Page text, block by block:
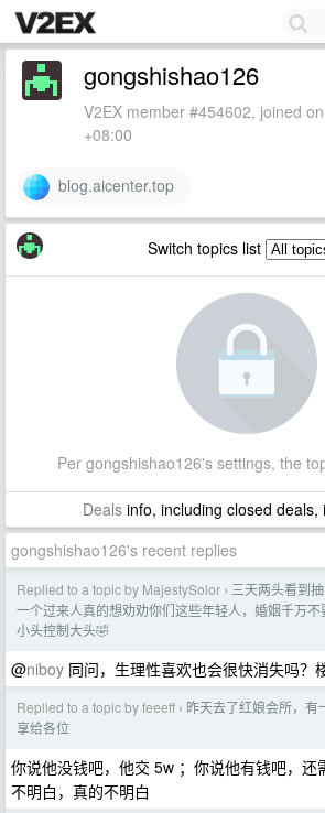
gongshishao126
V2EX member #454602, joined
+08:00
blog.aicenter.top
Switch topics list
Per gongshishao126's settings, the
Dealsinfo, including closed deals,
gongshishao126's recent replies
Replied to a topic by MajestySolor › 三天两头看到
一个过来人真的想劝劝你们这些年轻人，婚姻千万
小头控制大头🤣
@niboy 同问，生理性喜欢也会很快消失吗？
Replied to a topic by feeeff › 昨天去了红娘会所，有
享给各位
你说他没钱吧，他交 5w ；你说他有钱吧，还
不明白，真的不明白